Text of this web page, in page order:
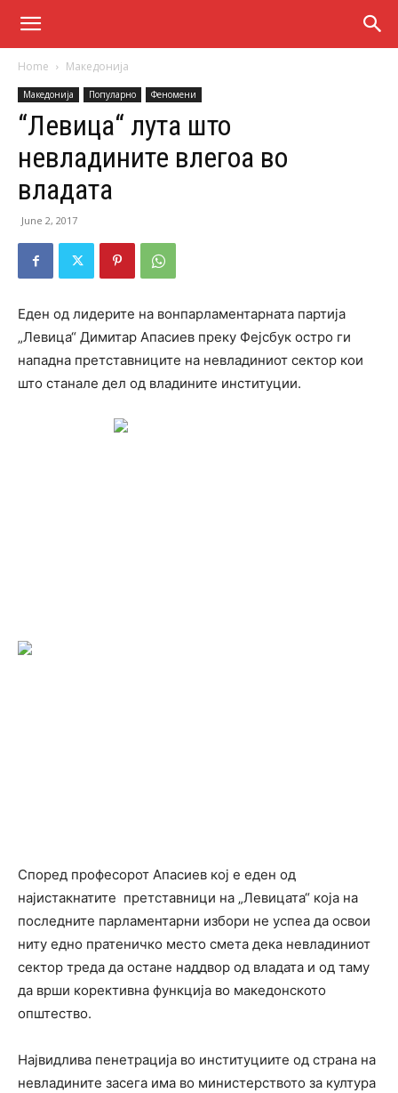
Home Македонија
Македонија Популарно Феномени
“Левица“ лута што
невладините влегоа во
владата
June 2, 2017
Еден од лидерите на вонпарламентарната партија
„Левица“ Димитар Апасиев преку Фејсбук остро ги
нападна претставниците на невладиниот сектор кои
што станале дел од владините институции.
Според професорот Апасиев кој е еден од
најистакнатите претставници на „Левицата“ која на
последните парламентарни избори не успеа да освои
ниту едно пратеничко место смета дека невладиниот
сектор треда да остане наддвор од владата и од таму
да врши корективна функција во македонското
општество.
Највидлива пенетрација во институциите од страна на
невладините засега има во министерството за култура